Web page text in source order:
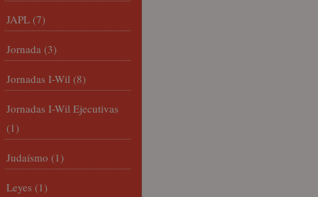
JAPL (7)
Jornada (3)
Jornadas I-Wil (8)
Jornadas I-Wil Ejecutivas
(1)
Judaísmo (1)
Leyes (1)